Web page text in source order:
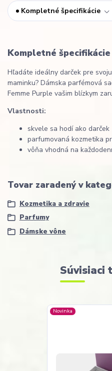
Kompletné špecifikácie
Kompletné špecifikácie
Hľadáte ideálny darček pre
maminku? Dámska parfémová
Femme Purple vašim blízkym
Vlastnosti:
skvele sa hodí ako darček
parfumovaná kozmetika
vôňa vhodná na
Tovar zaradený v
Kozmetika a zdravie
Parfumy
Dámske vône
Súvisiaci
Novinka